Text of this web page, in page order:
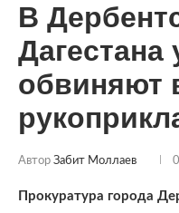
В
Дагестана
обвиняют
Автор Забит Моллаев
Прокуратура города